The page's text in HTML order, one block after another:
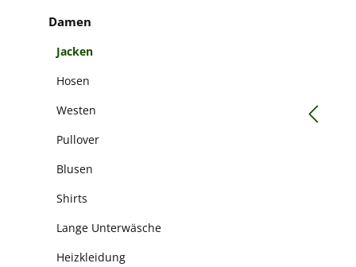
Damen
Jacken
Hosen
Westen
Pullover
Blusen
Shirts
Lange Unterwäsche
Heizkleidung